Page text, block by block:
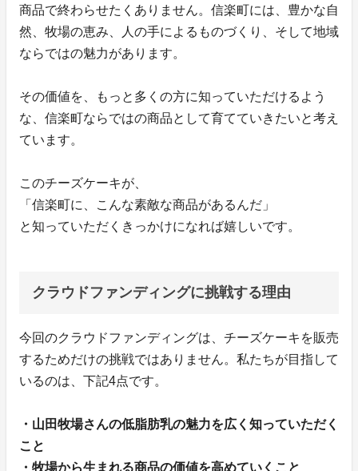
商品で終わらせたくありません。信楽町には、豊かな自
然、牧場の恵み、人の手によるものづくり、そして地域
ならではの魅力があります。
その価値を、もっと多くの方に知っていただけるよう
な、信楽町ならではの商品として育てていきたいと考え
ています。
このチーズケーキが、
「信楽町に、こんな素敵な商品があるんだ」
と知っていただくきっかけになれば嬉しいです。
クラウドファンディングに挑戦する理由
今回のクラウドファンディングは、チーズケーキを販売
するためだけの挑戦ではありません。私たちが目指して
いるのは、下記4点です。
・山田牧場さんの低脂肪乳の魅力を広く知っていただく
こと
・牧場から生まれる商品の価値を高めていくこと